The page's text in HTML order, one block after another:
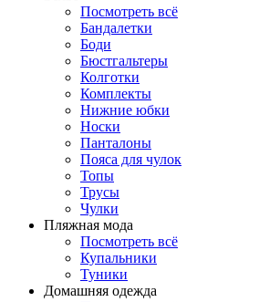
Посмотреть всё
Бандалетки
Боди
Бюстгальтеры
Колготки
Комплекты
Нижние юбки
Носки
Панталоны
Поясa для чулок
Топы
Трусы
Чулки
Пляжная мода
Посмотреть всё
Купальники
Туники
Домашняя одежда